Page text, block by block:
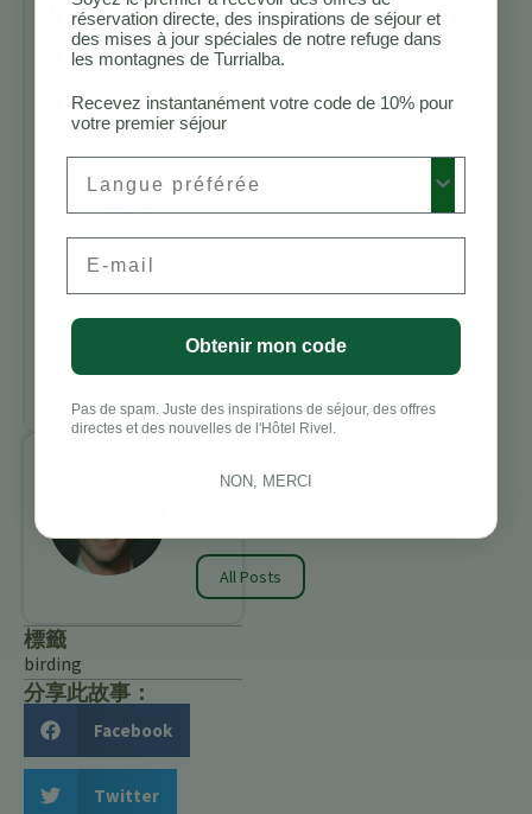
à explorer
Sentiers de
randonnée au
Meilleurs
lodges
des oiseaux au
Costa Rica
Benjamin
Charbonneau,
All Posts
標籤
birding
分享此故事：
Facebook
Twitter
réservation directe, des inspirations de séjour et
des mises à jour spéciales de notre refuge dans
les montagnes de Turrialba.
Recevez instantanément votre code de 10% pour
votre premier séjour
Obtenir mon code
Pas de spam. Juste des inspirations de séjour, des offres
directes et des nouvelles de l'Hôtel Rivel.
NON, MERCI